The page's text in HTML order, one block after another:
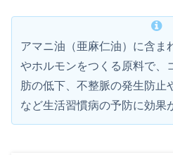
アマニ油（亜麻仁油）に含ま
やホルモンをつくる原料で、
肪の低下、不整脈の発生防止
など生活習慣病の予防に効果